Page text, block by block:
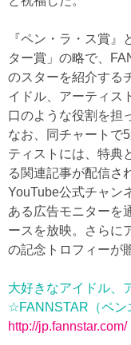
『ペン・ラ・ス賞
ター賞」の略で、
のスターを紹介する
イドル、アーティス
口のような役割を担
なお、同チャートで
ティストには、特典
る関連記事が配信さ
YouTube公式チャン
ある広告モニターを
ースを放映。さらに
の記念トロフィーが
大好きなアイドル、
☆FANNSTAR（ペ
http://jp.fannstar.com/